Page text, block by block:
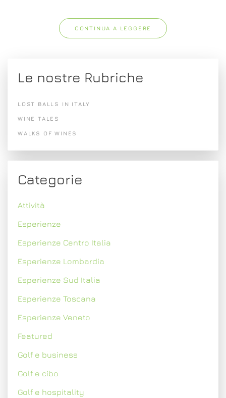
CONTINUA A LEGGERE
Le nostre Rubriche
LOST BALLS IN ITALY
WINE TALES
WALKS OF WINES
Categorie
Attività
Esperienze
Esperienze Centro Italia
Esperienze Lombardia
Esperienze Sud Italia
Esperienze Toscana
Esperienze Veneto
Featured
Golf e business
Golf e cibo
Golf e hospitality